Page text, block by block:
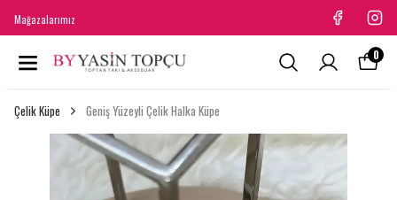
Mağazalarımız
0
Çelik Küpe Geniş Yüzeyli Çelik Halka Küpe